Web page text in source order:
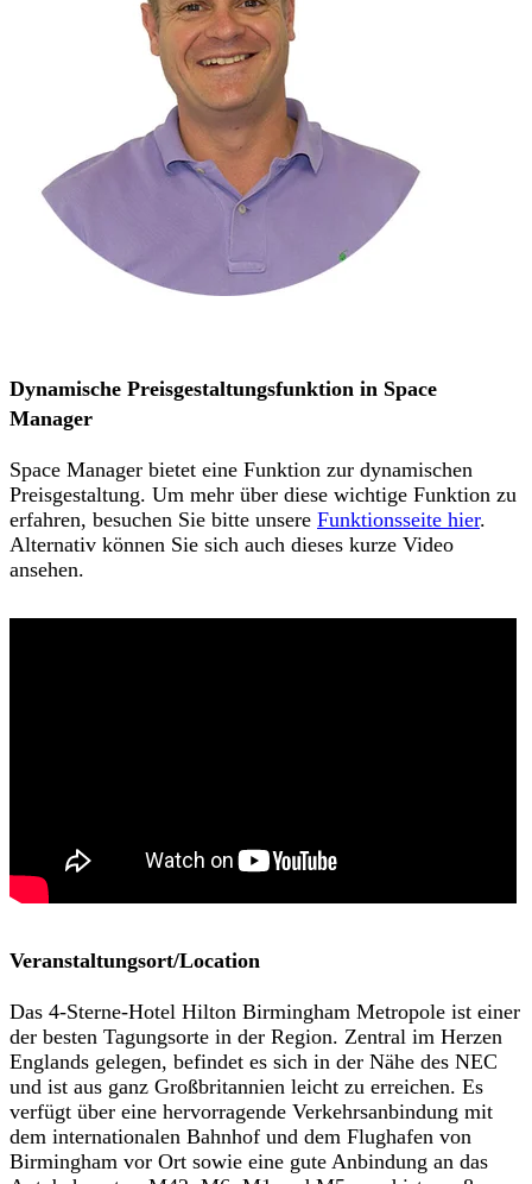
Dynamische Preisgestaltungsfunktion in Space
Manager
Space Manager bietet eine Funktion zur dynamischen
Preisgestaltung. Um mehr über diese wichtige Funktion zu
erfahren, besuchen Sie bitte unsere Funktionsseite hier.
Alternativ können Sie sich auch dieses kurze Video
ansehen.
Veranstaltungsort/Location
Das 4-Sterne-Hotel Hilton Birmingham Metropole ist einer
der besten Tagungsorte in der Region. Zentral im Herzen
Englands gelegen, befindet es sich in der Nähe des NEC
und ist aus ganz Großbritannien leicht zu erreichen. Es
verfügt über eine hervorragende Verkehrsanbindung mit
dem internationalen Bahnhof und dem Flughafen von
Birmingham vor Ort sowie eine gute Anbindung an das